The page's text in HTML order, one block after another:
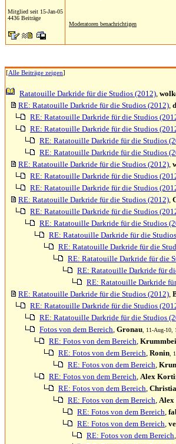
Mitglied seit 15-Jan-05
4436 Beiträge
Moderatoren benachrichtigen
[Alle Beiträge zeigen]
Ratatouille Darkride für die Studios (2012),
RE: Ratatouille Darkride für die Studios (2012),
RE: Ratatouille Darkride für die Studios
RE: Ratatouille Darkride für die Studios
RE: Ratatouille Darkride für die Studios
RE: Ratatouille Darkride für die Studios
RE: Ratatouille Darkride für die Studios (2012),
RE: Ratatouille Darkride für die Studios
RE: Ratatouille Darkride für die Studios
RE: Ratatouille Darkride für die Studios (2012),
RE: Ratatouille Darkride für die Studios
RE: Ratatouille Darkride für die Studios
RE: Ratatouille Darkride für die
RE: Ratatouille Darkride für die
RE: Ratatouille Darkride für die
RE: Ratatouille Darkride für
RE: Ratatouille Darkride
RE: Ratatouille Darkride für die Studios (2012),
RE: Ratatouille Darkride für die Studios
RE: Ratatouille Darkride für die Studios
Fotos von dem Bereich, Gronau , 11-Aug-
RE: Fotos von dem Bereich,
RE: Fotos von dem Bereich, Ronin ,
RE: Fotos von dem Bereich,
RE: Fotos von dem Bereich, Alex
RE: Fotos von dem Bereich,
RE: Fotos von dem Bereich, Alex
RE: Fotos von dem Bereich,
RE: Fotos von dem Bereich,
RE: Fotos von dem Bereich,